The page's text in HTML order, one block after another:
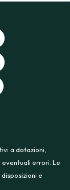
a dotazioni,
errori. Le
e